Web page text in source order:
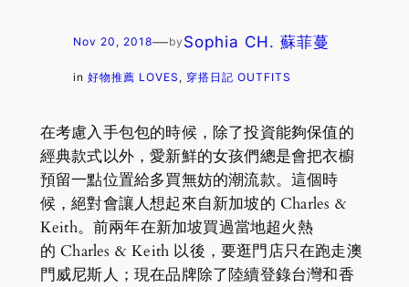
Nov 20, 2018—by Sophia CH. 蘇菲蔓
in 好物推薦 LOVES , 穿搭日記 OUTFITS
在考慮入手包包的時候，除了投資能夠保值的
經典款式以外，愛新鮮的女孩們總是會把衣櫥
預留一點位置給多買無妨的潮流款。這個時
候，絕對會讓人想起來自新加坡的 Charles &
Keith。前兩年在新加坡買過當地超火熱
的 Charles & Keith 以後，要逛門店只在跑走澳
門威尼斯人；現在品牌除了陸續登錄台灣和香